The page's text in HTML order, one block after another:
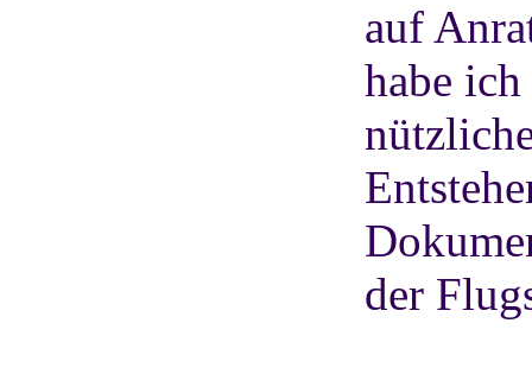
auf
habe
der